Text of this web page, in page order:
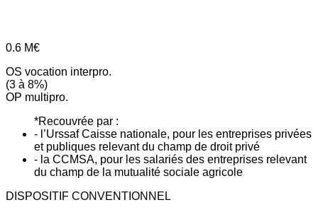
0.6 M€
OS vocation interpro.
(3 à 8%)
OP multipro.
*Recouvrée par :
- l’Urssaf Caisse nationale, pour les entreprises privées
et publiques relevant du champ de droit privé
- la CCMSA, pour les salariés des entreprises relevant
du champ de la mutualité sociale agricole
DISPOSITIF CONVENTIONNEL